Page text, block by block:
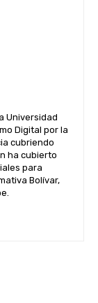
Universidad
Digital por la
cubriendo
ha cubierto
para
Bolívar,